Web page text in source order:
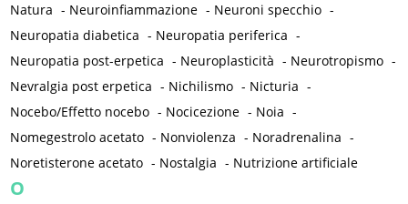
Natura - Neuroinfiammazione - Neuroni specchio -
Neuropatia diabetica - Neuropatia periferica -
Neuropatia post-erpetica - Neuroplasticità - Neurotropismo -
Nevralgia post erpetica - Nichilismo - Nicturia -
Nocebo/Effetto nocebo - Nocicezione - Noia -
Nomegestrolo acetato - Nonviolenza - Noradrenalina -
Noretisterone acetato - Nostalgia - Nutrizione artificiale
O